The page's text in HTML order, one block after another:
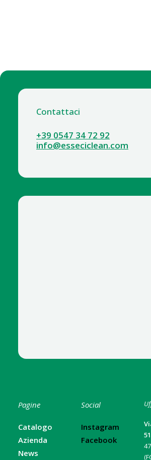
Contattaci
+39 0547 34 72 92
info@esseciclean.com
Pagine
Catalogo
Azienda
News
Social
Instagram
Facebook